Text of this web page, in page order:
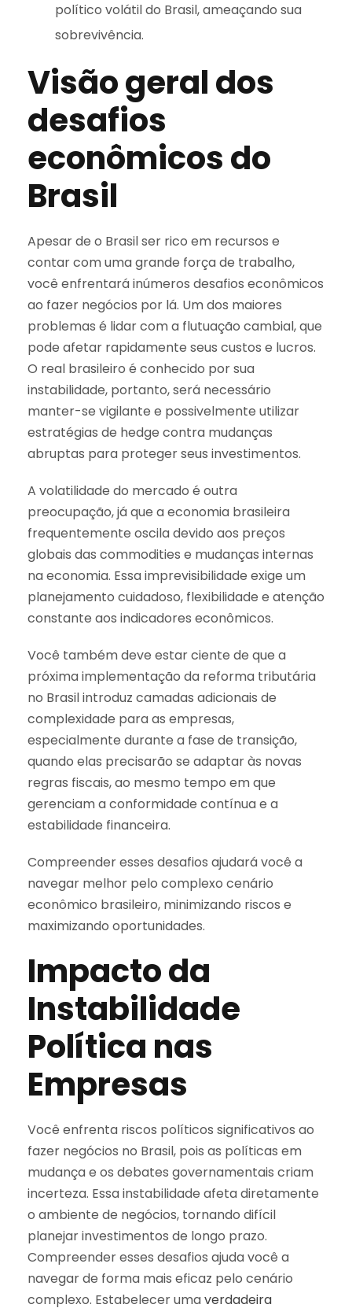
político volátil do Brasil, ameaçando sua
sobrevivência.
Visão geral dos
desafios
econômicos do
Brasil
Apesar de o Brasil ser rico em recursos e
contar com uma grande força de trabalho,
você enfrentará inúmeros desafios econômicos
ao fazer negócios por lá. Um dos maiores
problemas é lidar com a flutuação cambial, que
pode afetar rapidamente seus custos e lucros.
O real brasileiro é conhecido por sua
instabilidade, portanto, será necessário
manter-se vigilante e possivelmente utilizar
estratégias de hedge contra mudanças
abruptas para proteger seus investimentos.
A volatilidade do mercado é outra
preocupação, já que a economia brasileira
frequentemente oscila devido aos preços
globais das commodities e mudanças internas
na economia. Essa imprevisibilidade exige um
planejamento cuidadoso, flexibilidade e atenção
constante aos indicadores econômicos.
Você também deve estar ciente de que a
próxima implementação da reforma tributária
no Brasil introduz camadas adicionais de
complexidade para as empresas,
especialmente durante a fase de transição,
quando elas precisarão se adaptar às novas
regras fiscais, ao mesmo tempo em que
gerenciam a conformidade contínua e a
estabilidade financeira.
Compreender esses desafios ajudará você a
navegar melhor pelo complexo cenário
econômico brasileiro, minimizando riscos e
maximizando oportunidades.
Impacto da
Instabilidade
Política nas
Empresas
Você enfrenta riscos políticos significativos ao
fazer negócios no Brasil, pois as políticas em
mudança e os debates governamentais criam
incerteza. Essa instabilidade afeta diretamente
o ambiente de negócios, tornando difícil
planejar investimentos de longo prazo.
Compreender esses desafios ajuda você a
navegar de forma mais eficaz pelo cenário
complexo. Estabelecer umaverdadeira